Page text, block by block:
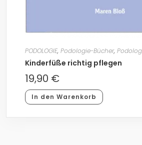
PODOLOGIE, Podologie-Bücher,
Kinderfüße richtig pflegen
19,90 €
In den Warenkorb